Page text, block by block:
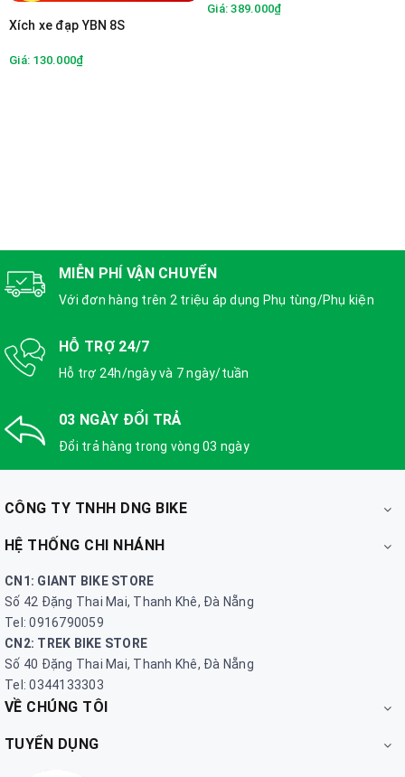
Xích xe đạp YBN 8S
Giá: 130.000₫
Giá: 389.000₫
MIỄN PHÍ VẬN CHUYỂN
Với đơn hàng trên 2 triệu áp dụng Phụ tùng/Phụ kiện
HỖ TRỢ 24/7
Hỗ trợ 24h/ngày và 7 ngày/tuần
03 NGÀY ĐỔI TRẢ
Đổi trả hàng trong vòng 03 ngày
CÔNG TY TNHH DNG BIKE
HỆ THỐNG CHI NHÁNH
CN1: GIANT BIKE STORE
Số 42 Đặng Thai Mai, Thanh Khê, Đà Nẵng
Tel: 0916790059
CN2: TREK BIKE STORE
Số 40 Đặng Thai Mai, Thanh Khê, Đà Nẵng
Tel: 0344133303
VỀ CHÚNG TÔI
TUYỂN DỤNG